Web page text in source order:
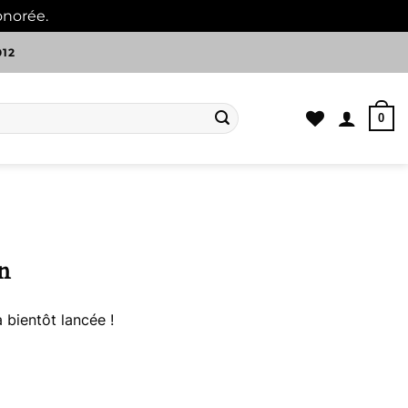
0
bientôt lancée !